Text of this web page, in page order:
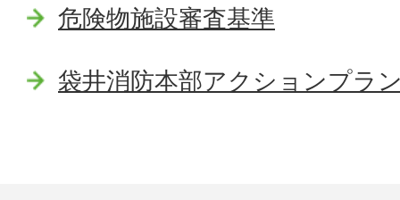
危険物施設審査基準
袋井消防本部アクションプラ